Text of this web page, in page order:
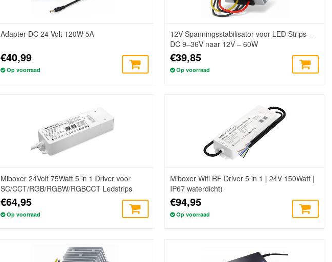
Adapter DC 24 Volt 120W 5A
€40,99
Op voorraad
12V Spanningsstabilisator voor LED Strips –
DC 9–36V naar 12V – 60W
€39,85
Op voorraad
Miboxer 24Volt 75Watt 5 in 1 Driver voor
SC/CCT/RGB/RGBW/RGBCCT Ledstrips
€64,95
Op voorraad
Miboxer Wifi RF Driver 5 in 1 | 24V 150Watt |
IP67 waterdicht)
€94,95
Op voorraad